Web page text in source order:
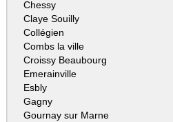
Chessy
Claye Souilly
Collégien
Combs la ville
Croissy Beaubourg
Emerainville
Esbly
Gagny
Gournay sur Marne